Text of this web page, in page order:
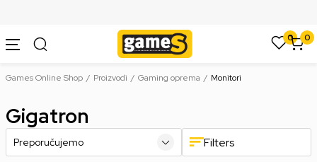
0 0
Games Online Shop Proizvodi Gaming oprema Monitori
Gigatron
Filters